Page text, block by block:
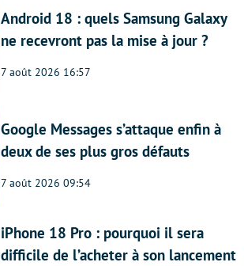
Android 18 : quels Samsung Galaxy
ne recevront pas la mise à jour ?
7 août 2026 16:57
Google Messages s’attaque enfin à
deux de ses plus gros défauts
7 août 2026 09:54
iPhone 18 Pro : pourquoi il sera
difficile de l’acheter à son lancement